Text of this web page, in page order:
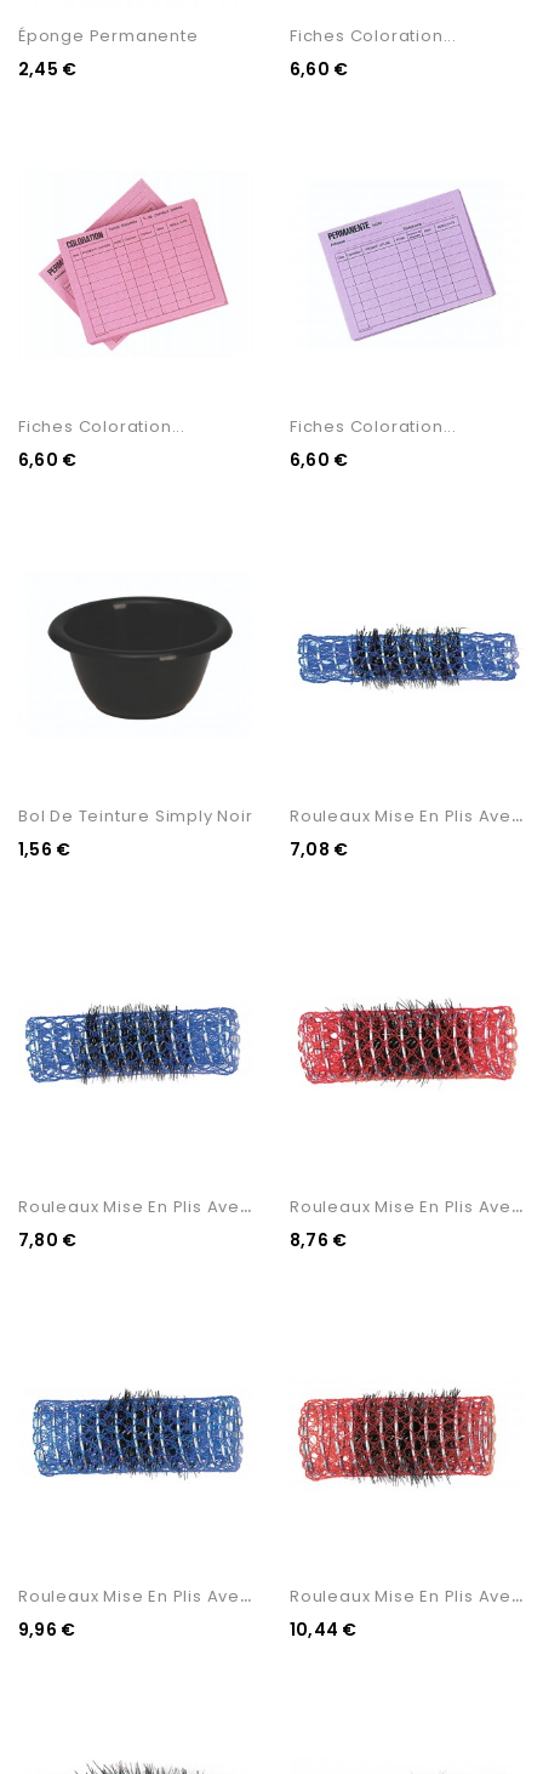
Éponge Permanente
2,45 €
Fiches Coloration...
6,60 €
Fiches Coloration...
6,60 €
Fiches Coloration...
6,60 €
Bol De Teinture Simply Noir
1,56 €
R
Ouleaux Mise En Plis Avec...
7,08 €
R
Ouleaux Mise En Plis Avec...
7,80 €
R
Ouleaux Mise En Plis Avec...
8,76 €
R
Ouleaux Mise En Plis Avec...
9,96 €
R
Ouleaux Mise En Plis Avec...
10,44 €